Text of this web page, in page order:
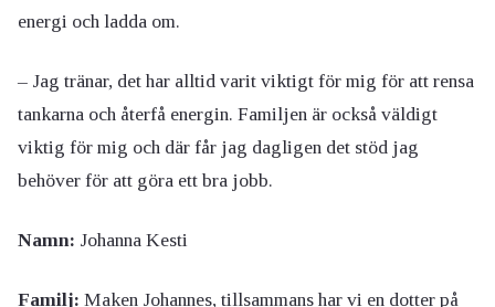
energi och ladda om.
– Jag tränar, det har alltid varit viktigt för mig för att rensa
tankarna och återfå energin. Familjen är också väldigt
viktig för mig och där får jag dagligen det stöd jag
behöver för att göra ett bra jobb.
Namn: Johanna Kesti
Familj: Maken Johannes, tillsammans har vi en dotter på